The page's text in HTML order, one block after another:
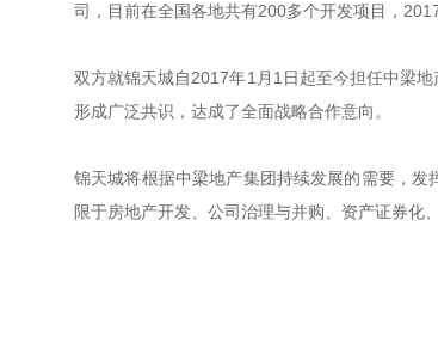
司，目前在全国各地共有200多个开发项目，
双方就锦天城自2017年1月1日起至今担任中梁
形成广泛共识，达成了全面战略合作意向。
锦天城将根据中梁地产集团持续发展的需要，
限于房地产开发、公司治理与并购、资产证券化